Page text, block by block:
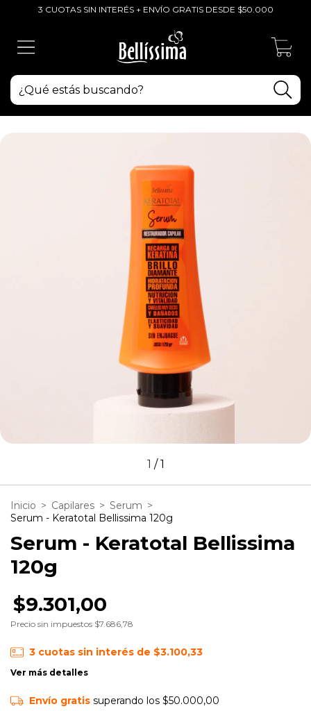
3 CUOTAS SIN INTERÉS + ENVÍO GRATIS DESDE $50.000
1 /1
Inicio > Capilares > Serum >
Serum - Keratotal Bellissima 120g
Serum - Keratotal Bellissima
120g
$9.301,00
Precio sin impuestos $7.686,78
3 cuotas sin interés de $3.100,33
Ver más detalles
Envío gratis superando los $50.000,00